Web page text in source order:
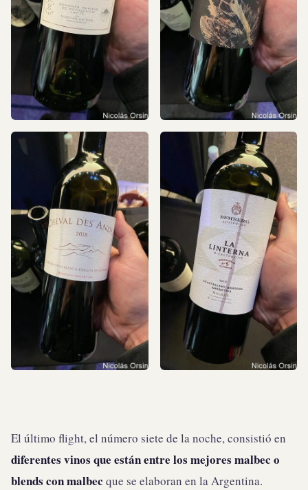
El último flight, el número siete de la noche, consistió en
diferentes vinos que están entre los mejores malbec o
blends con malbec que se elaboran en la Argentina.